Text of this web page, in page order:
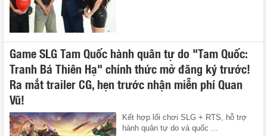
Game SLG Tam Quốc hành quân tự do "Tam Quốc:
Tranh Bá Thiên Hạ" chính thức mở đăng ký trước!
Ra mắt trailer CG, hẹn trước nhận miễn phí Quan
Vũ!
Kết hợp lối chơi SLG + RTS, hỗ trợ
hành quân tự do và quốc ...